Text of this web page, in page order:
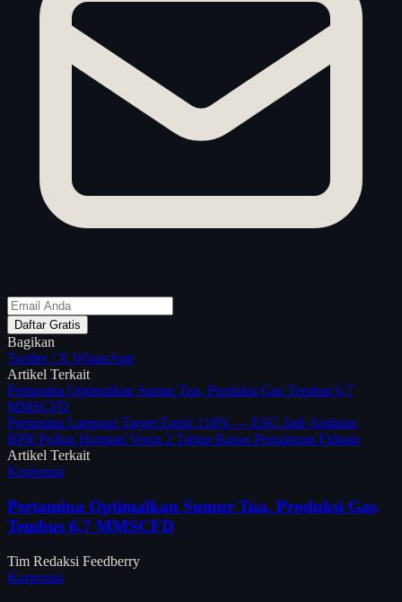
Daftar Gratis
Bagikan
Twitter / X WhatsApp
Artikel Terkait
Pertamina Optimalkan Sumur Tua, Produksi Gas Tembus 6,7
MMSCFD
Pertamina Lampaui Target Emisi 118% — ESG Jadi Andalan
BPR Pollux Hormati Vonis 2 Tahun Kasus Pemalsuan Fidusia
Artikel Terkait
Korporasi
Pertamina Optimalkan Sumur Tua, Produksi Gas
Tembus 6,7 MMSCFD
Tim Redaksi Feedberry
Korporasi